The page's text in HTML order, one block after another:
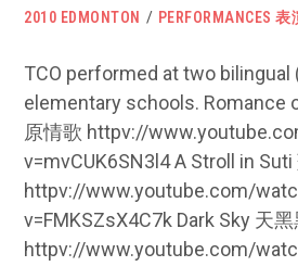
author:
PUBLISHED:
Post
2010 EDMONTON / PERFORMANCES 表
TCO performed at two
elementary schools. Romance
原情歌 httpv://
v=mvCUK6SN3l4 A Stroll in
httpv://www.youtube.com/
v=FMKSZsX4C7k Dark Sky 天
httpv://www.youtube.com/